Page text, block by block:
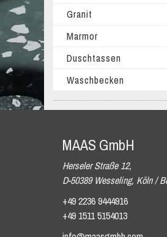
Granit
Marmor
Duschtassen
Waschbecken
MAAS GmbH
Herseler Straße 12,
D-50389 Wesseling, Köln /
+49 2236 9444916
+49 1511 5154013